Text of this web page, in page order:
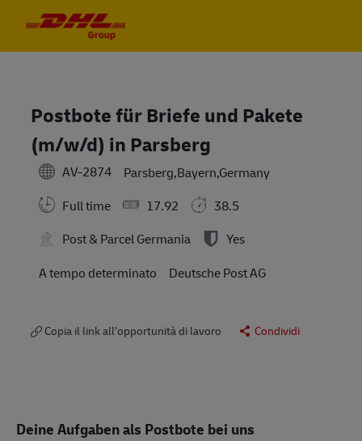
Postbote für Briefe und Pakete
(m/w/d) in Parsberg
AV-2874
Parsberg,Bayern,Germany
Full time
17.92
38.5
Post & Parcel Germania
Yes
A tempo determinato
Deutsche Post AG
Copia il link all’opportunità di lavoro Condividi
Deine Aufgaben als Postbote bei uns